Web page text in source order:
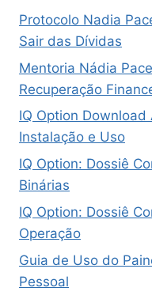
Protocolo Nadia
Sair das Dívidas
Mentoria Nádia
Recuperação
IQ Option
Instalação e Uso
IQ Option: Dossiê
Binárias
IQ Option: Dossiê
Operação
Guia de Uso do
Pessoal